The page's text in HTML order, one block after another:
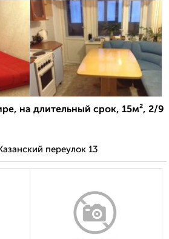
на длительный срок, 15м², 2/9
переулок 13